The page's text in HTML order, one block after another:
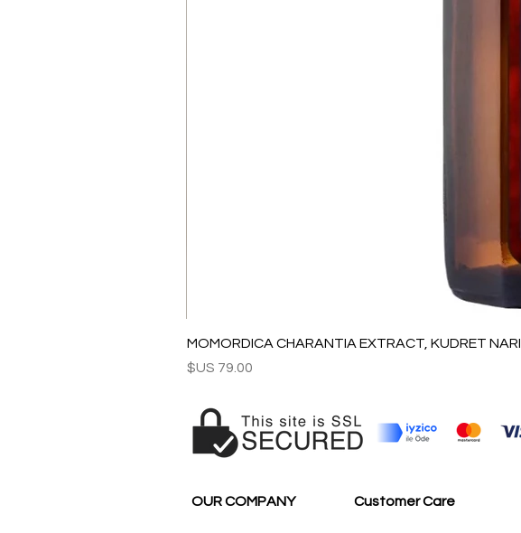
MOMORDICA CHARANTIA EXTRACT, KUDRET NARI
السعر
OUR COMPANY Customer Care